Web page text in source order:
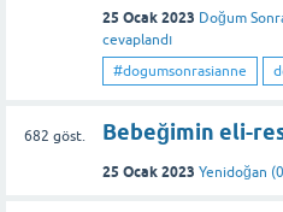
25 Ocak 2023 Doğum
cevaplandı
#dogumsonrasianne
682 göst. Bebeğimin eli-
25 Ocak 2023 Yenidoğan